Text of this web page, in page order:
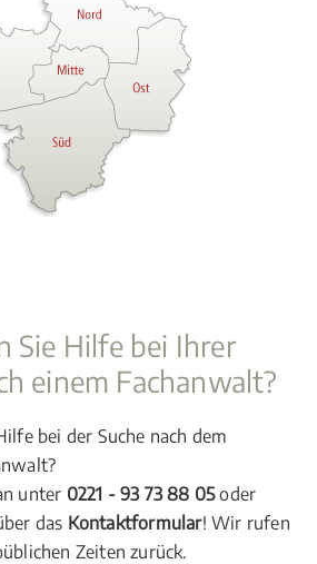
Sie Hilfe bei Ihrer
einem Fachanwalt?
bei der Suche nach dem
unter 0221 - 93 73 88 05oder
das Kontaktformular! Wir rufen
Zeiten zurück.